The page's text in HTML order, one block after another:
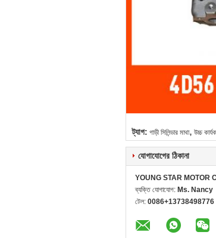
ট্যাগ: গাড়ী সিলিন্ডার মাথা, উচ্চ
যোগাযোগের ঠিকানা
YOUNG STAR MOTOR
ব্যক্তি যোগাযোগ: Ms. Nancy
টেল: 0086+13738498776